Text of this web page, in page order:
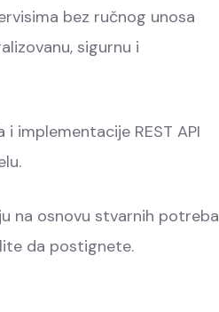
bez ručnog unosa
sigurnu i
implementacije REST API
na osnovu stvarnih potreba
da postignete.